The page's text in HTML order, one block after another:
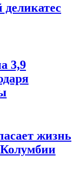
3,9
жизнь